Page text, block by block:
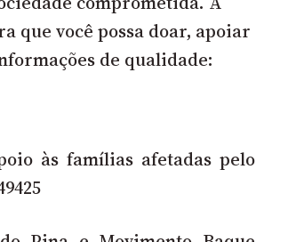
que você possa doar, apoiar
de qualidade:
às famílias afetadas pelo